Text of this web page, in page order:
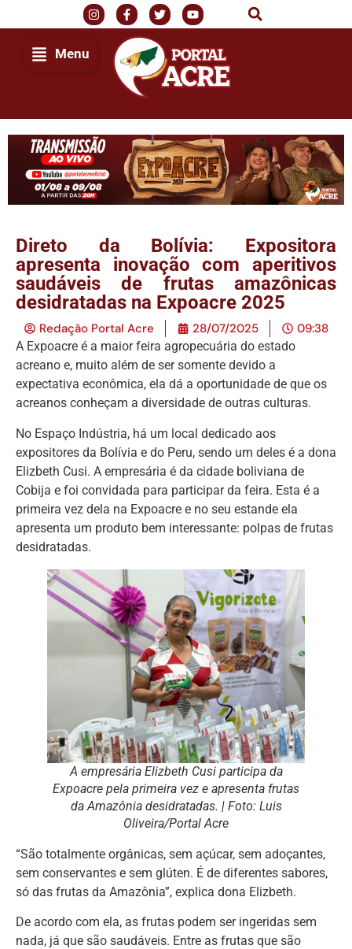
Menu
Direto da Bolívia: Expositora
apresenta inovação com aperitivos
saudáveis de frutas amazônicas
desidratadas na Expoacre 2025
Redação Portal Acre 28/07/2025 09:38
A Expoacre é a maior feira agropecuária do estado
acreano e, muito além de ser somente devido a
expectativa econômica, ela dá a oportunidade de que os
acreanos conheçam a diversidade de outras culturas.
No Espaço Indústria, há um local dedicado aos
expositores da Bolívia e do Peru, sendo um deles é a dona
Elizbeth Cusi. A empresária é da cidade boliviana de
Cobija e foi convidada para participar da feira. Esta é a
primeira vez dela na Expoacre e no seu estande ela
apresenta um produto bem interessante: polpas de frutas
desidratadas.
A empresária Elizbeth Cusi participa da
Expoacre pela primeira vez e apresenta frutas
da Amazônia desidratadas. | Foto: Luis
Oliveira/Portal Acre
“São totalmente orgânicas, sem açúcar, sem adoçantes,
sem conservantes e sem glúten. É de diferentes sabores,
só das frutas da Amazônia”, explica dona Elizbeth.
De acordo com ela, as frutas podem ser ingeridas sem
nada, já que são saudáveis. Entre as frutas que são